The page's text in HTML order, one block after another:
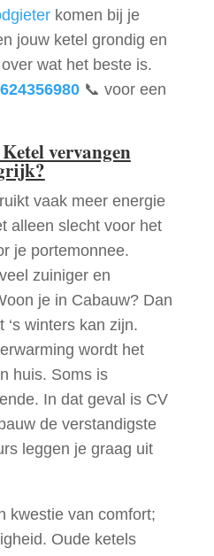
komen bij je
jouw ketel grondig en
wat het beste is.
📞 voor een
vervangen
vaak meer energie
alleen slecht voor het
je portemonnee.
zuiniger en
je in Cabauw? Dan
winters kan zijn.
wordt het
huis. Soms is
In dat geval is CV
de verstandigste
leggen je graag uit
kwestie van comfort;
Oude ketels